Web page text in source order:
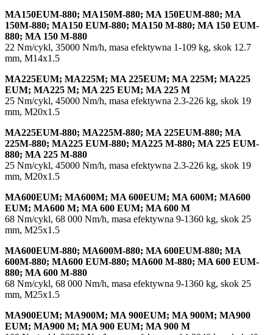
MA150EUM-880; MA150M-880; MA 150EUM-880; MA
150M-880; MA150 EUM-880; MA150 M-880; MA 150 EUM-
880; MA 150 M-880
22 Nm/cykl, 35000 Nm/h, masa efektywna 1-109 kg, skok 12.7
mm, M14x1.5
MA225EUM; MA225M; MA 225EUM; MA 225M; MA225
EUM; MA225 M; MA 225 EUM; MA 225 M
25 Nm/cykl, 45000 Nm/h, masa efektywna 2.3-226 kg, skok 19
mm, M20x1.5
MA225EUM-880; MA225M-880; MA 225EUM-880; MA
225M-880; MA225 EUM-880; MA225 M-880; MA 225 EUM-
880; MA 225 M-880
25 Nm/cykl, 45000 Nm/h, masa efektywna 2.3-226 kg, skok 19
mm, M20x1.5
MA600EUM; MA600M; MA 600EUM; MA 600M; MA600
EUM; MA600 M; MA 600 EUM; MA 600 M
68 Nm/cykl, 68 000 Nm/h, masa efektywna 9-1360 kg, skok 25
mm, M25x1.5
MA600EUM-880; MA600M-880; MA 600EUM-880; MA
600M-880; MA600 EUM-880; MA600 M-880; MA 600 EUM-
880; MA 600 M-880
68 Nm/cykl, 68 000 Nm/h, masa efektywna 9-1360 kg, skok 25
mm, M25x1.5
MA900EUM; MA900M; MA 900EUM; MA 900M; MA900
EUM; MA900 M; MA 900 EUM; MA 900 M